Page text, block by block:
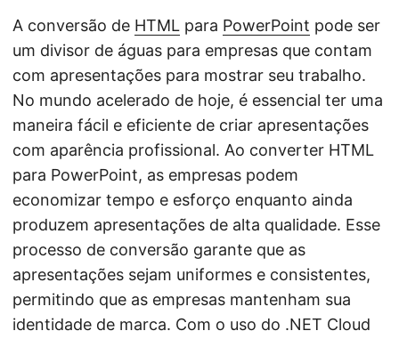
A conversão de HTML para PowerPoint pode ser
um divisor de águas para empresas que contam
com apresentações para mostrar seu trabalho.
No mundo acelerado de hoje, é essencial ter uma
maneira fácil e eficiente de criar apresentações
com aparência profissional. Ao converter HTML
para PowerPoint, as empresas podem
economizar tempo e esforço enquanto ainda
produzem apresentações de alta qualidade. Esse
processo de conversão garante que as
apresentações sejam uniformes e consistentes,
permitindo que as empresas mantenham sua
identidade de marca. Com o uso do .NET Cloud